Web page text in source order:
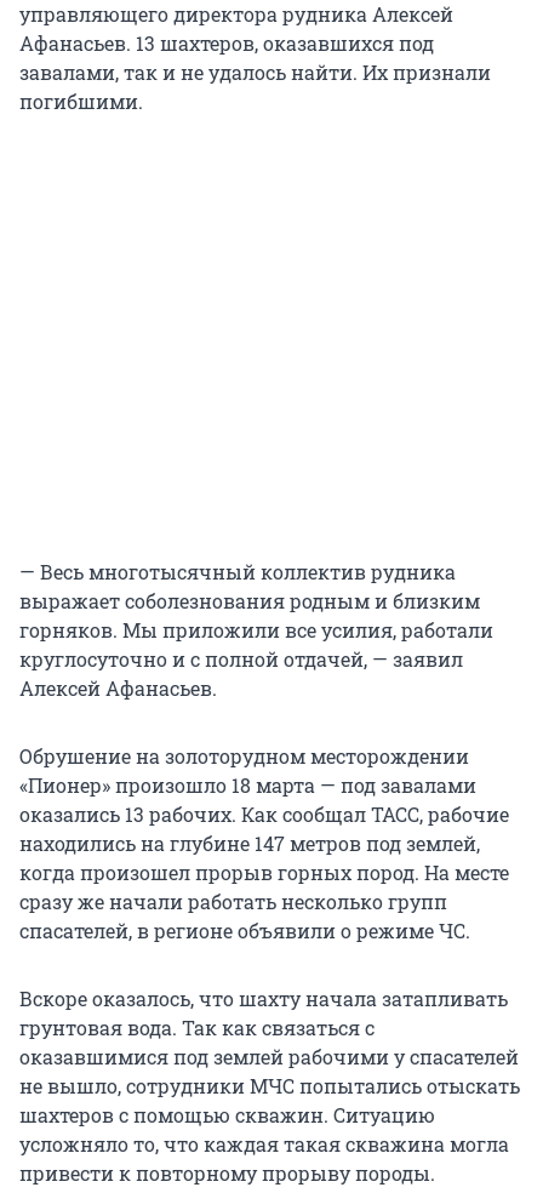
управляющего директора рудника Алексей
Афанасьев. 13 шахтеров, оказавшихся под
завалами, так и не удалось найти. Их признали
погибшими.
— Весь многотысячный коллектив рудника
выражает соболезнования родным и близким
горняков. Мы приложили все усилия, работали
круглосуточно и с полной отдачей, — заявил
Алексей Афанасьев.
Обрушение на золоторудном месторождении
«Пионер» произошло 18 марта — под завалами
оказались 13 рабочих. Как сообщал ТАСС, рабочие
находились на глубине 147 метров под землей,
когда произошел прорыв горных пород. На месте
сразу же начали работать несколько групп
спасателей, в регионе объявили о режиме ЧС.
Вскоре оказалось, что шахту начала затапливать
грунтовая вода. Так как связаться с
оказавшимися под землей рабочими у спасателей
не вышло, сотрудники МЧС попытались отыскать
шахтеров с помощью скважин. Ситуацию
усложняло то, что каждая такая скважина могла
привести к повторному прорыву породы.